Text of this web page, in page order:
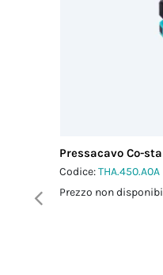
Pressacavo Co-
Codice:THA.450.A0A
Prezzo non